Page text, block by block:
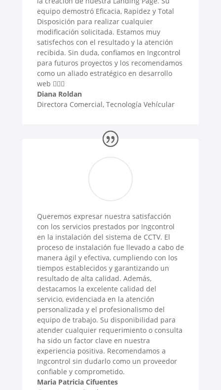
equipo demostró Eficacia, Rapidez y Total
Disposición para realizar cualquier
modificación solicitada. Estamos muy
satisfechos con el resultado y la atención
recibida. Sin duda, confiamos en Ingcontrol
para futuros proyectos y los recomendamos
como un aliado estratégico en desarrollo
web 🙋🏻‍♀️
Diana Roldan
Directora Comercial, Tecnología Vehícular
Queremos expresar nuestra satisfacción
con los servicios prestados por Ingcontrol
en la instalación del sistema de CCTV. El
proceso de instalación fue llevado a cabo de
manera ágil y efectiva, cumpliendo con los
tiempos establecidos y garantizando un
resultado de alta calidad. Además,
destacamos la excelente calidad del
servicio, evidenciada en la atención
personalizada y el profesionalismo del
equipo de trabajo. Su disponibilidad para
atender cualquier requerimiento o consulta
ha sido un factor clave en nuestra
experiencia positiva. Recomendamos a
Ingcontrol sin dudarlo como un proveedor
confiable y comprometido.
Maria Patricia Cifuentes